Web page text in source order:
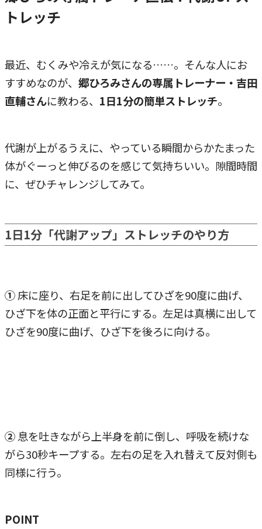
トレッチ
最近、むくみや冷えが気になる……。そんな人にお
すすめなのが、 郷ひろみさんの専属トレーナー・吉田
直輔さんに教わる、 1日1分の簡単ストレッチ。
代謝が上がるうえに、やっている瞬間からかたまった
体がぐーっと伸びるのを感じて気持ちいい。隙間時間
に、ぜひチャレンジしてみて。
1日1分「代謝アップ」ストレッチのやり方
➀床に座り、右足を前に出してひざを90度に曲げ、
ひざ下を体の正面と平行にする。左足は真横に出して
ひざを90度に曲げ、ひざ下を後ろに向ける。
② 息を吐きながら上半身を前に倒し、呼吸を続けな
がら30秒キープする。左右の足を入れ替えて反対側も
同様に行う。
POINT